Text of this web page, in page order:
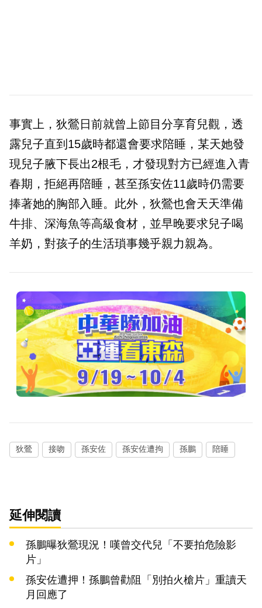
事實上，狄鶯日前就曾上節目分享育兒觀，透
露兒子直到15歲時都還會要求陪睡，某天她發
現兒子腋下長出2根毛，才發現對方已經進入青
春期，拒絕再陪睡，甚至孫安佐11歲時仍需要
捧著她的胸部入睡。此外，狄鶯也會天天準備
牛排、深海魚等高級食材，並早晚要求兒子喝
羊奶，對孩子的生活瑣事幾乎親力親為。
狄鶯 接吻 孫安佐 孫安佐遭拘 孫鵬 陪睡
延伸閱讀
孫鵬曝狄鶯現況！嘆曾交代兒「不要拍危險影
片」
孫安佐遭押！孫鵬曾勸阻「別拍火槍片」重讀天
月回應了